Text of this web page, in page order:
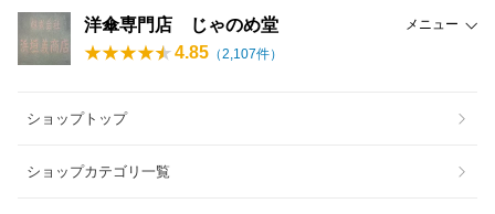
洋傘専門店 じゃのめ堂 メニュー
4.85 （2,107件）
ショップトップ
ショップカテゴリ一覧